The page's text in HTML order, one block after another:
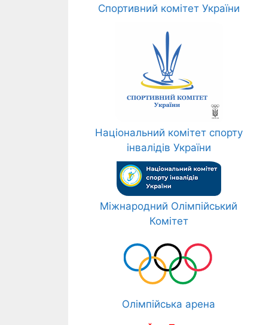
Спортивний комітет України
Національний комітет спорту
інвалідів України
Міжнародний Олімпійський
Комітет
Олімпійська арена